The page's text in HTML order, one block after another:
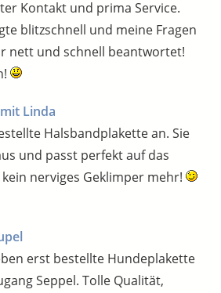
Kontakt und prima Service.
blitzschnell und meine Fragen
nett und schnell beantwortet!
Linda
Halsbandplakette an. Sie
und passt perfekt auf das
nerviges Geklimper mehr!
erst bestellte Hundeplakette
Seppel. Tolle Qualität,